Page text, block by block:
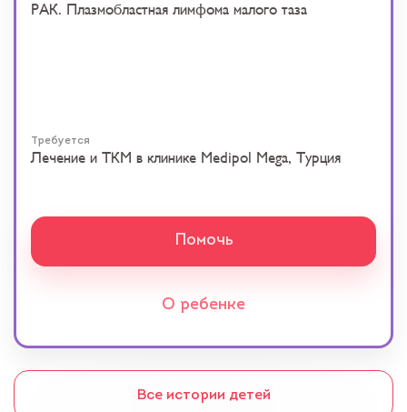
РАК. Плазмобластная лимфома малого таза
Требуется
Лечение и ТКМ в клинике Medipol Mega, Турция
Помочь
О ребенке
Все истории детей